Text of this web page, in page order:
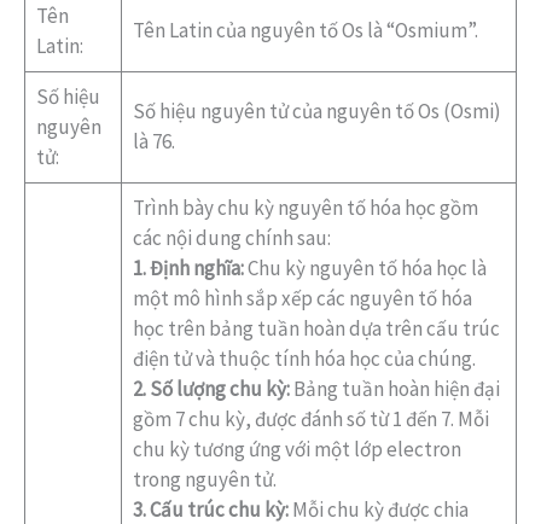
Tên
Latin:
Tên Latin của nguyên tố Os là “Osmium”.
Số hiệu
nguyên
tử:
Số hiệu nguyên tử của nguyên tố Os (Osmi)
là 76.
Trình bày chu kỳ nguyên tố hóa học gồm
các nội dung chính sau:
1. Định nghĩa:Chu kỳ nguyên tố hóa học là
một mô hình sắp xếp các nguyên tố hóa
học trên bảng tuần hoàn dựa trên cấu trúc
điện tử và thuộc tính hóa học của chúng.
2. Số lượng chu kỳ:Bảng tuần hoàn hiện đại
gồm 7 chu kỳ, được đánh số từ 1 đến 7. Mỗi
chu kỳ tương ứng với một lớp electron
trong nguyên tử.
3. Cấu trúc chu kỳ:Mỗi chu kỳ được chia